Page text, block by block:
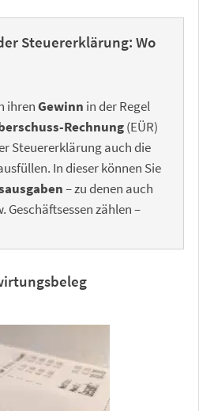
Steuererklärung: Wo
ihrenGewinn in der Regel
Rechnung(EÜR)
Steuererklärung auch die
In dieser können Sie
– zu denen auch
Geschäftsessen zählen –